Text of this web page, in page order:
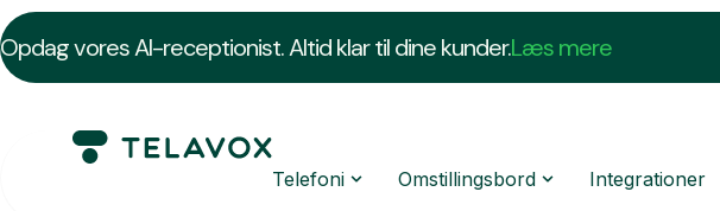
Opdag vores AI-receptionist. Altid klar til dine kunder.Læs mere
Telefoni Omstillingsbord Integrationer